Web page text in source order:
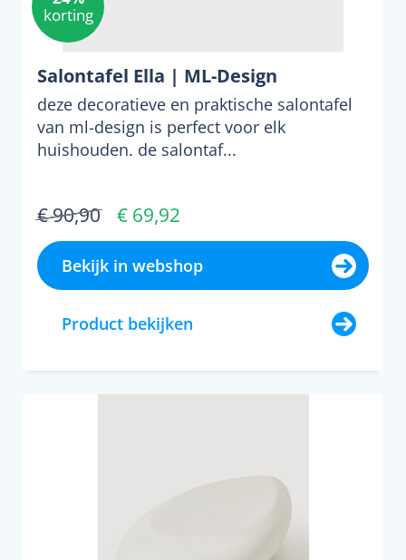
korting
Salontafel Ella | ML-Design
deze decoratieve en praktische salontafel
van ml-design is perfect voor elk
huishouden. de salontaf...
€ 90,90 € 69,92
Bekijk in webshop
Product bekijken